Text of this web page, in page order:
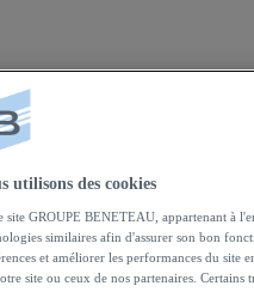
durable et accessible.
utilisons des cookies
site GROUPE BENETEAU, appartenant à
similaires afin d'assurer son bon
et améliorer les performances du
site ou ceux de nos partenaires. Certains